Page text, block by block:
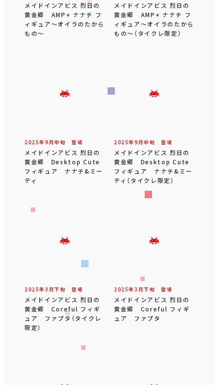
メイドインアビス 烈日の
黄金郷 AMP+ ナナチ フ
ィギュア～オイラのたから
もの～
メイドインアビス 烈日の
黄金郷 AMP+ ナナチ フ
ィギュア～オイラのたから
もの～（タイクレ限定）
2025年9 月中旬 登場
メイドインアビス 烈日の
黄金郷 Desktop Cute
フィギュア ナナチ&ミー
ティ
2025年9 月中旬 登場
メイドインアビス 烈日の
黄金郷 Desktop Cute
フィギュア ナナチ&ミー
ティ（タイクレ限定）
2025年3 月下旬 登場
メイドインアビス 烈日の
黄金郷 Coreful フィギ
ュア ファプタ（タイクレ
限定）
2025年3 月下旬 登場
メイドインアビス 烈日の
黄金郷 Coreful フィギ
ュア ファプタ